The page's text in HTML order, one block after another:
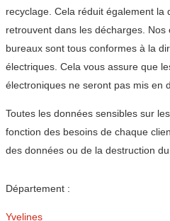
recyclage. Cela réduit également la
retrouvent dans les décharges.
bureaux sont tous conformes à la
électriques. Cela vous assure que
électroniques ne seront pas mis en
Toutes les données sensibles sur
fonction des besoins de chaque
des données ou de la destruction
Département :
Yvelines